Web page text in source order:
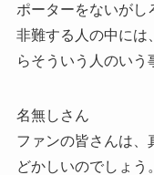
ポーターをないがし
非難する人の中には
らそういう人のい
名無しさん
ファンの皆さんは、
どかしいのでしょ